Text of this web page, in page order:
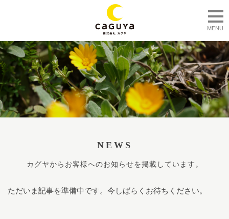
MENU
NEWS
カグヤからお客様へのお知らせを掲載しています。
ただいま記事を準備中です。今しばらくお待ちください。